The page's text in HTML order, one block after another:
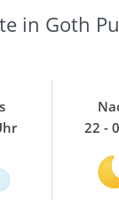
in Goth
22 -